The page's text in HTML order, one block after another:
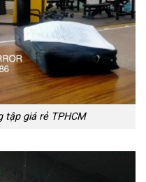
tập giá rẻ TPHCM